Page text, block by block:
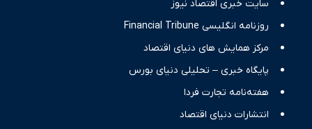
سایت خبری اقتصاد نیوز
روزنامه انگلیسی Financial Tribune
مرکز همایش های دنیای اقتصاد
پایگاه خبری – تحلیلی دنیای بورس
هفته‌نامه تجارت فردا
انتشارات دنیای اقتصاد